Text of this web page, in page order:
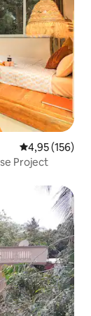
4,95 de uma
4,95 (156)
Project